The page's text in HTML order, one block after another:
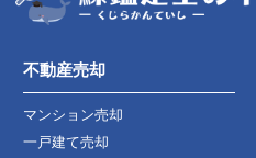
不動産売却
マンション売却
一戸建て売却